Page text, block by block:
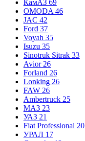
КамАЗ 69
OMODA 46
JAC 42
Ford 37
Voyah 35
Isuzu 35
Sinotruk Sitrak 33
Avior 26
Forland 26
Lonking 26
FAW 26
Ambertruck 25
МАЗ 23
УАЗ 21
Fiat Professional 20
УРАЛ 17